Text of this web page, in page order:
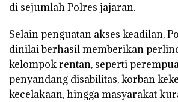
di sejumlah Polres jajaran.
Selain penguatan akses keadilan,
dinilai berhasil memberikan
kelompok rentan, seperti
penyandang disabilitas, korban
kecelakaan, hingga masyarakat